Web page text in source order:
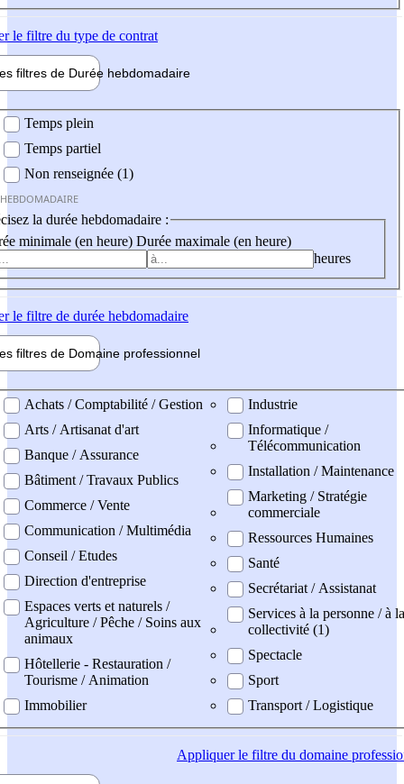
le filtre du type de contrat
filtres de Durée hebdomadaire
Temps plein
Temps partiel
Non renseignée (1)
la durée hebdomadaire :
minimale (en heure) Durée maximale (en heure)
heures
le filtre de durée hebdomadaire
filtres de Domaine professionnel
professionel
Achats / Comptabilité / Gestion
Arts / Artisanat d'art
Banque / Assurance
Bâtiment / Travaux Publics
Commerce / Vente
Communication / Multimédia
Conseil / Etudes
Direction d'entreprise
Espaces verts et naturels /
Agriculture / Pêche / Soins aux
animaux
Hôtellerie - Restauration /
Tourisme / Animation
Immobilier
Industrie
Informatique /
Télécommunication
Installation / Maintenance
Marketing / Stratégie
commerciale
Ressources Humaines
Santé
Secrétariat / Assistanat
Services à la personne / à la
collectivité (1)
Spectacle
Sport
Transport / Logistique
Appliquerle filtre du domaine